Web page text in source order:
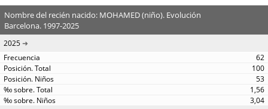
Nombre del recién nacido: MOHAMED (niño). Evolución
Barcelona. 1997-2025
2025
62
100
53
1,56
3,04